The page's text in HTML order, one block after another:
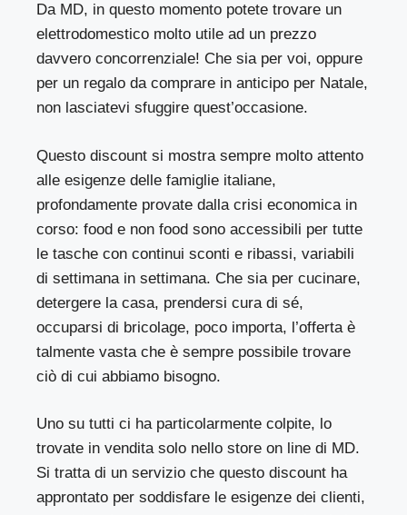
Da MD, in questo momento potete trovare un
elettrodomestico molto utile ad un prezzo
davvero concorrenziale! Che sia per voi, oppure
per un regalo da comprare in anticipo per Natale,
non lasciatevi sfuggire quest’occasione.
Questo discount si mostra sempre molto attento
alle esigenze delle famiglie italiane,
profondamente provate dalla crisi economica in
corso: food e non food sono accessibili per tutte
le tasche con continui sconti e ribassi, variabili
di settimana in settimana. Che sia per cucinare,
detergere la casa, prendersi cura di sé,
occuparsi di bricolage, poco importa, l’offerta è
talmente vasta che è sempre possibile trovare
ciò di cui abbiamo bisogno.
Uno su tutti ci ha particolarmente colpite, lo
trovate in vendita solo nello store on line di MD.
Si tratta di un servizio che questo discount ha
approntato per soddisfare le esigenze dei clienti,